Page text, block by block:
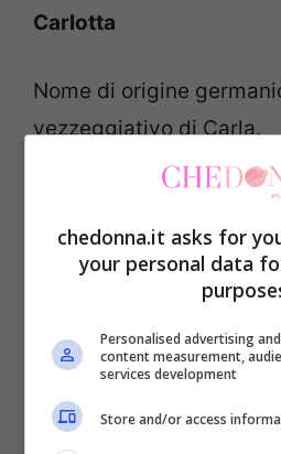
Carlotta
Nome di origine
vezzeggiativo di Carla.
Nome di origina latina,
Elena
chedonna.it asks for
your personal data
Personalised advertising
content measurement,
services development
Store and/or access